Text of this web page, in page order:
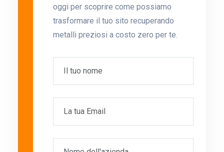
oggi per scoprire come possiamo
trasformare il tuo sito recuperando
metalli preziosi a costo zero per te.